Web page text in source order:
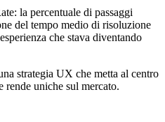
la percentuale di passaggi
del tempo medio di risoluzione
che stava diventando
strategia UX che metta al centro
rende uniche sul mercato.